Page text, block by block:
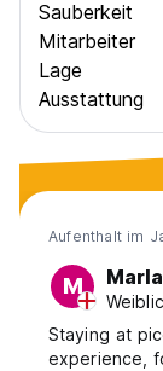
Sauberkeit
Mitarbeiter
Lage
Ausstattung
Aufenthalt im
M Marla
Staying at
experience,